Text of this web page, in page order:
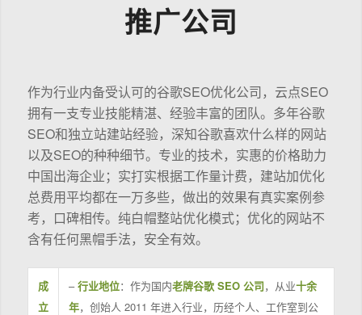
推广公司
作为行业内备受认可的谷歌SEO优化公司，云点SEO
拥有一支专业技能精湛、经验丰富的团队。多年谷歌
SEO和独立站建站经验，深知谷歌喜欢什么样的网站
以及SEO的种种细节。专业的技术，实惠的价格助力
中国出海企业；实打实根据工作量计费，建站加优化
总费用平均都在一万多些，做出的效果有真实案例参
考，口碑相传。纯白帽整站优化模式；优化的网站不
含有任何黑帽手法，安全有效。
成
立
–行业地位：作为国内老牌谷歌 SEO 公司，从业十余
年，创始人 2011 年进入行业，历经个人、工作室到公